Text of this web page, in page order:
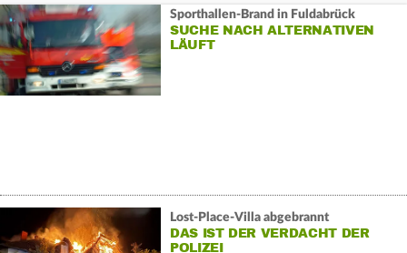
Sporthallen-Brand in Fuldabrück
SUCHE NACH ALTERNATIVEN
LÄUFT
Lost-Place-Villa abgebrannt
DAS IST DER VERDACHT DER
POLIZEI